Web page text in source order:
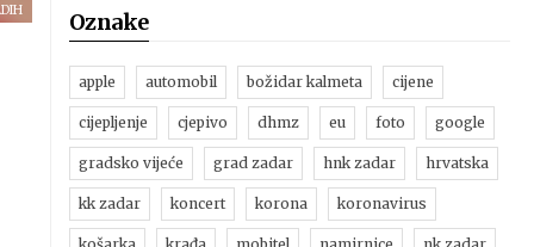
Oznake
apple automobil božidar kalmeta cijene
cijepljenje cjepivo dhmz eu foto google
gradsko vijeće grad zadar hnk zadar hrvatska
kk zadar koncert korona koronavirus